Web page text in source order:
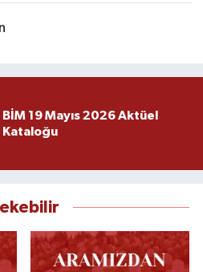
BİM 19 Mayıs 2026 Aktüel
Kataloğu